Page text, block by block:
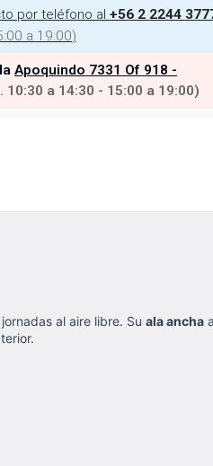
por teléfono al +56 2 2244
a 19:00)
Apoquindo 7331 Of 918 -
10:30 a 14:30 - 15:00 a 19:00)
al aire libre. Su ala ancha